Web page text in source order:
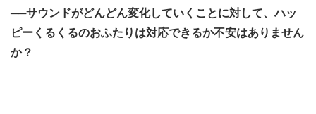
──サウンドがどんどん変化していくことに対して、ハッ
ピーくるくるのおふたりは対応できるか不安はありません
か？